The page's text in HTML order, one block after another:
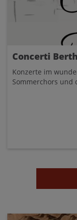
Concerti
Konzerte im
Sommerchors und